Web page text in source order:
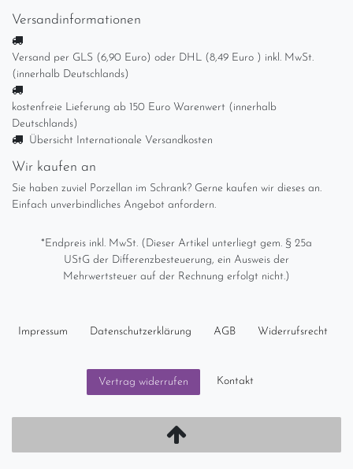
Versandinformationen
Versand per GLS (6,90 Euro) oder DHL (8,49 Euro ) inkl. MwSt.
(innerhalb Deutschlands)
kostenfreie Lieferung ab 150 Euro Warenwert (innerhalb
Deutschlands)
Übersicht Internationale Versandkosten
Wir kaufen an
Sie haben zuviel Porzellan im Schrank? Gerne kaufen wir dieses an.
Einfach unverbindliches Angebot anfordern.
*Endpreis inkl. MwSt. (Dieser Artikel unterliegt gem. § 25a
UStG der Differenzbesteuerung, ein Ausweis der
Mehrwertsteuer auf der Rechnung erfolgt nicht.)
Impressum Daten­schutz­erklärung AGB Widerrufs­recht
Vertrag widerrufen Kontakt